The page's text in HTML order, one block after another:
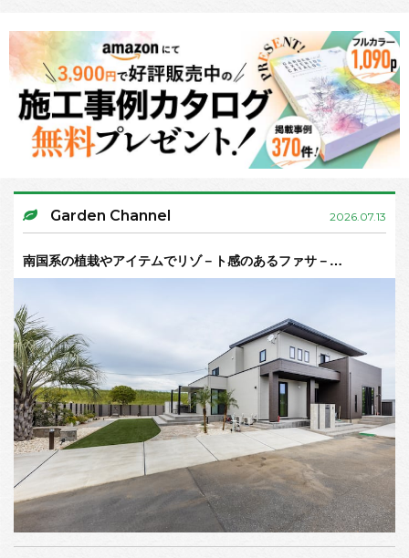
Garden Channel 2026.07.13
南国系の植栽やアイテムでリゾ－ト感のあるファサ－…